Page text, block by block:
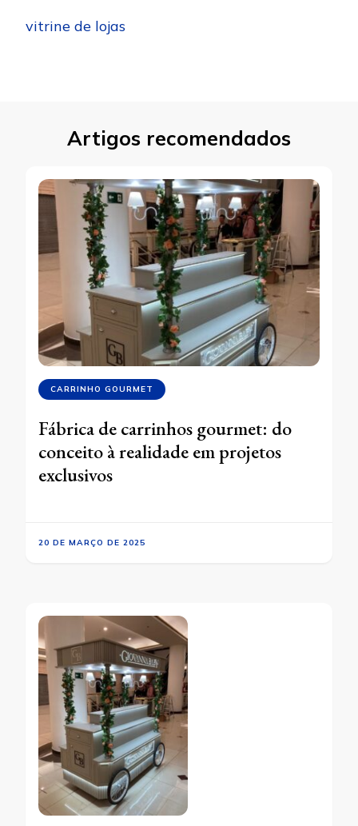
vitrine de lojas
Artigos recomendados
CARRINHO GOURMET
Fábrica de carrinhos gourmet: do
conceito à realidade em projetos
exclusivos
20 DE MARÇO DE 2025